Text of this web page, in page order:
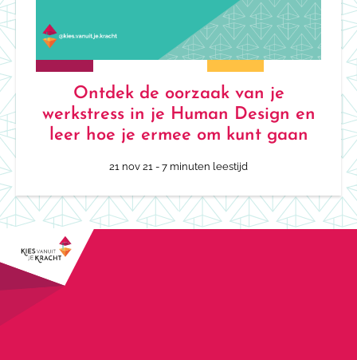
Ontdek de oorzaak van je
werkstress in je Human Design en
leer hoe je ermee om kunt gaan
21 nov 21 - 7 minuten leestijd